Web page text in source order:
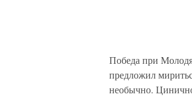
Победа при
предложил
необычно.